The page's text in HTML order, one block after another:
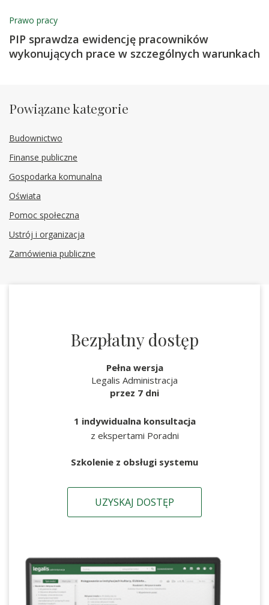
Prawo pracy
PIP sprawdza ewidencję pracowników
wykonujących prace w szczególnych warunkach
Powiązane kategorie
Budownictwo
Finanse publiczne
Gospodarka komunalna
Oświata
Pomoc społeczna
Ustrój i organizacja
Zamówienia publiczne
Bezpłatny dostęp
Pełna wersja
Legalis Administracja
przez 7 dni
1 indywidualna konsultacja
z ekspertami Poradni
Szkolenie z obsługi systemu
UZYSKAJ DOSTĘP